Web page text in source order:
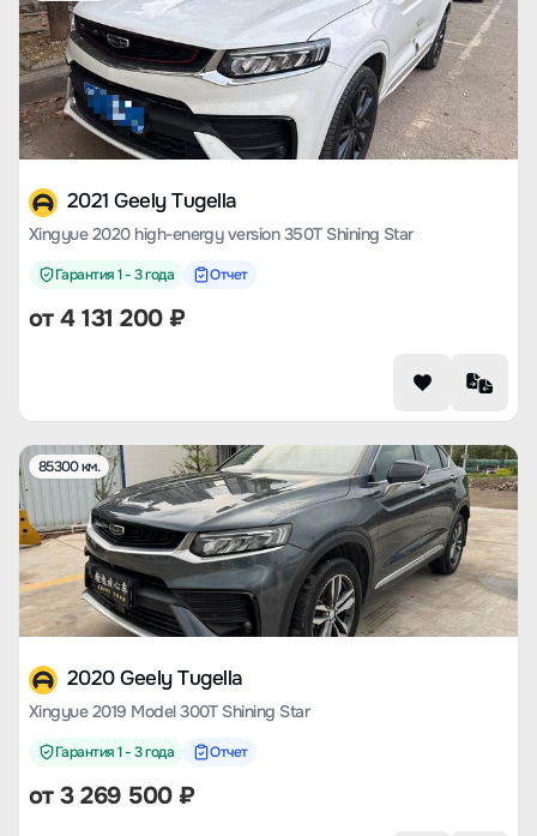
2021 Geely Tugella
Xingyue 2020 high-energy version 350T Shining Star
Гарантия 1 - 3 года Отчет
от4 131 200₽
85300 км.
2020 Geely Tugella
Xingyue 2019 Model 300T Shining Star
Гарантия 1 - 3 года Отчет
от3 269 500₽